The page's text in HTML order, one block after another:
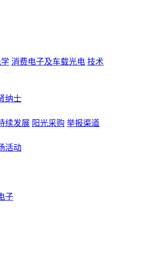
消费电子及车载光电 技术
纳士
续发展 阳光采购 举报渠道
活动
子